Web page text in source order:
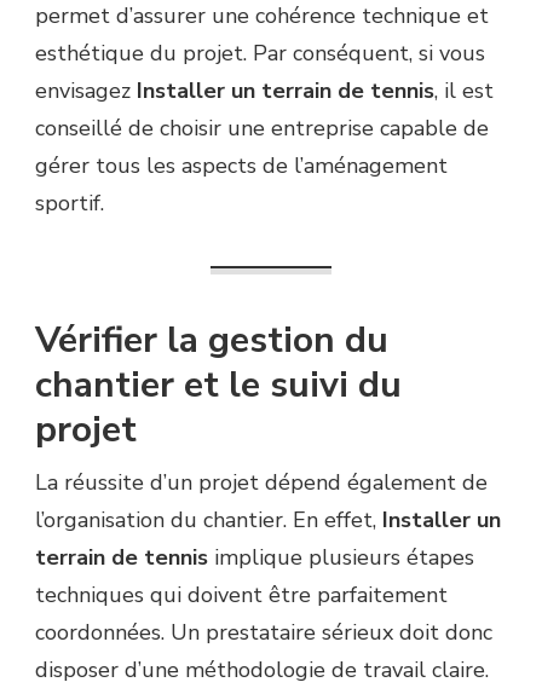
permet d’assurer une cohérence technique et
esthétique du projet. Par conséquent, si vous
envisagez Installer un terrain de tennis, il est
conseillé de choisir une entreprise capable de
gérer tous les aspects de l’aménagement
sportif.
Vérifier la gestion du
chantier et le suivi du
projet
La réussite d’un projet dépend également de
l’organisation du chantier. En effet, Installer un
terrain de tennis implique plusieurs étapes
techniques qui doivent être parfaitement
coordonnées. Un prestataire sérieux doit donc
disposer d’une méthodologie de travail claire.